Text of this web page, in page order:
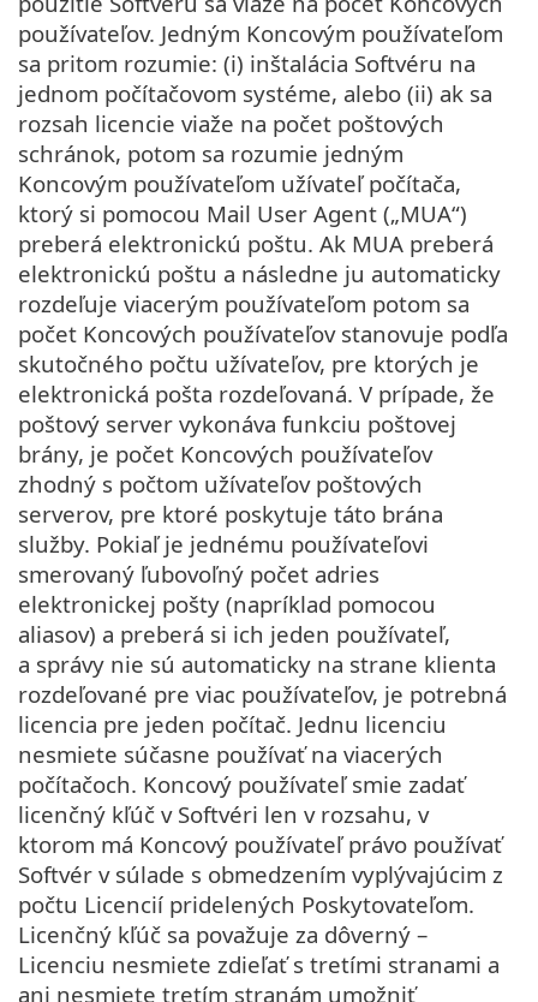
používateľov. Jedným Koncovým používateľom
sa pritom rozumie: (i) inštalácia Softvéru na
jednom počítačovom systéme, alebo (ii) ak sa
rozsah licencie viaže na počet poštových
schránok, potom sa rozumie jedným
Koncovým používateľom užívateľ počítača,
ktorý si pomocou Mail User Agent („MUA“)
preberá elektronickú poštu. Ak MUA preberá
elektronickú poštu a následne ju automaticky
rozdeľuje viacerým používateľom potom sa
počet Koncových používateľov stanovuje podľa
skutočného počtu užívateľov, pre ktorých je
elektronická pošta rozdeľovaná. V prípade, že
poštový server vykonáva funkciu poštovej
brány, je počet Koncových používateľov
zhodný s počtom užívateľov poštových
serverov, pre ktoré poskytuje táto brána
služby. Pokiaľ je jednému používateľovi
smerovaný ľubovoľný počet adries
elektronickej pošty (napríklad pomocou
aliasov) a preberá si ich jeden používateľ,
a správy nie sú automaticky na strane klienta
rozdeľované pre viac používateľov, je potrebná
licencia pre jeden počítač. Jednu licenciu
nesmiete súčasne používať na viacerých
počítačoch. Koncový používateľ smie zadať
licenčný kľúč v Softvéri len v rozsahu, v
ktorom má Koncový používateľ právo používať
Softvér v súlade s obmedzením vyplývajúcim z
počtu Licencií pridelených Poskytovateľom.
Licenčný kľúč sa považuje za dôverný –
Licenciu nesmiete zdieľať s tretími stranami a
ani nesmiete tretím stranám umožniť